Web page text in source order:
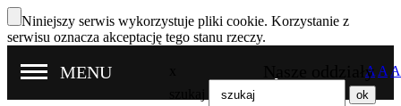
Niniejszy serwis wykorzystuje pliki cookie. Korzystanie z
serwisu oznacza akceptację tego stanu rzeczy.
Nasze oddziały
MENU A A A